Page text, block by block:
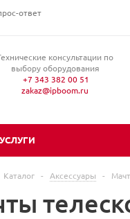
ответ
консультации по
выбору оборудования
+7 343 382 00 51
zakaz@ipboom.ru
УСЛУГИ
Каталог - Аксессуары -